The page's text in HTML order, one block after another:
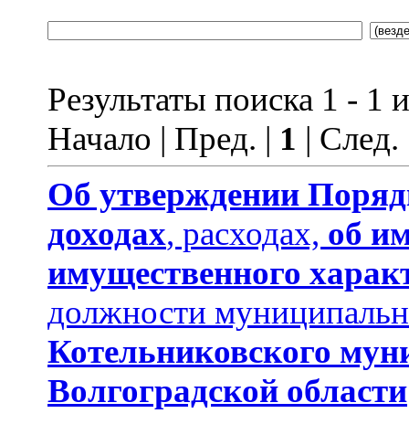
Результаты поиска 1 - 1
Начало | Пред. | 1 |
Об утверждении
доходах, расходах, об
имущественного
должности
Котельниковского
Волгоградской области